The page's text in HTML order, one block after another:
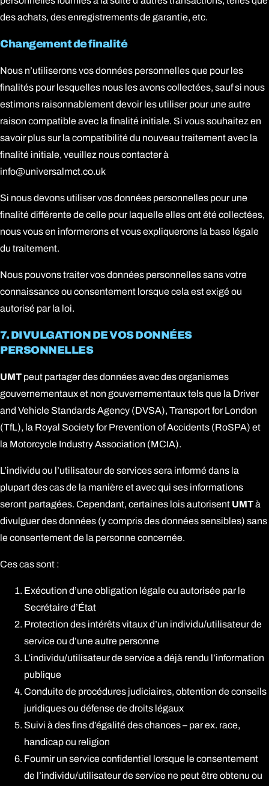
des achats, des enregistrements de garantie, etc.
Changement de finalité
Nous n’utiliserons vos données personnelles que pour les
finalités pour lesquelles nous les avons collectées, sauf si nous
estimons raisonnablement devoir les utiliser pour une autre
raison compatible avec la finalité initiale. Si vous souhaitez en
savoir plus sur la compatibilité du nouveau traitement avec la
finalité initiale, veuillez nous contacter à
info@universalmct.co.uk
Si nous devons utiliser vos données personnelles pour une
finalité différente de celle pour laquelle elles ont été collectées,
nous vous en informerons et vous expliquerons la base légale
du traitement.
Nous pouvons traiter vos données personnelles sans votre
connaissance ou consentement lorsque cela est exigé ou
autorisé par la loi.
7. DIVULGATION DE VOS DONNÉES
PERSONNELLES
UMT peut partager des données avec des organismes
gouvernementaux et non gouvernementaux tels que la Driver
and Vehicle Standards Agency (DVSA), Transport for London
(TfL), la Royal Society for Prevention of Accidents (RoSPA) et
la Motorcycle Industry Association (MCIA).
L’individu ou l’utilisateur de services sera informé dans la
plupart des cas de la manière et avec qui ses informations
seront partagées. Cependant, certaines lois autorisent UMTà
divulguer des données (y compris des données sensibles) sans
le consentement de la personne concernée.
Ces cas sont :
Exécution d’une obligation légale ou autorisée par le
Secrétaire d’État
Protection des intérêts vitaux d’un individu/utilisateur de
service ou d’une autre personne
L’individu/utilisateur de service a déjà rendu l’information
publique
Conduite de procédures judiciaires, obtention de conseils
juridiques ou défense de droits légaux
Suivi à des fins d’égalité des chances – par ex. race,
handicap ou religion
Fournir un service confidentiel lorsque le consentement
de l’individu/utilisateur de service ne peut être obtenu ou